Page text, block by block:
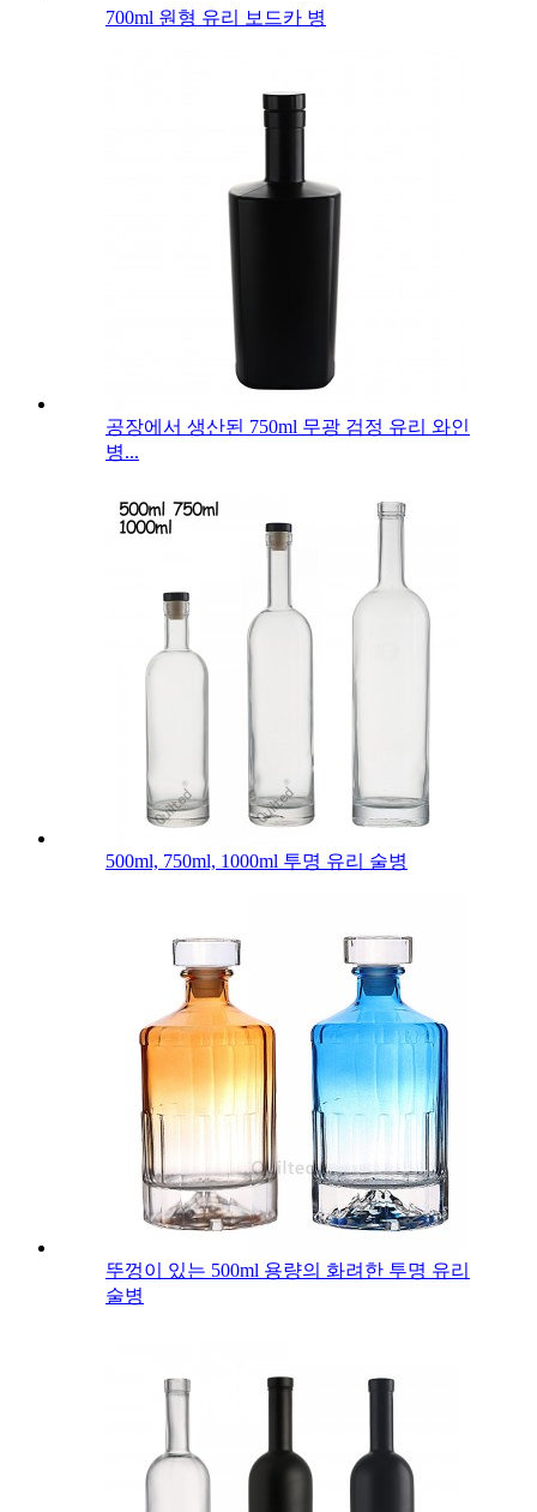
700ml 원형 유리 보드카 병
공장에서 생산된 750ml 무광 검정 유리 와인
병...
500ml, 750ml, 1000ml 투명 유리 술병
뚜껑이 있는 500ml 용량의 화려한 투명 유리
술병